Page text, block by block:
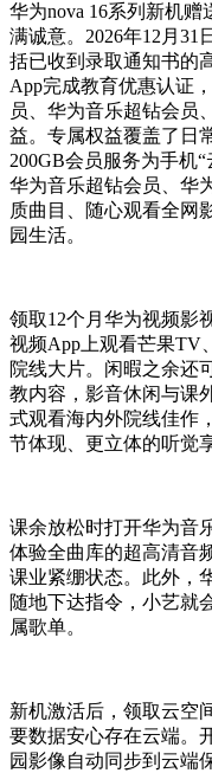
华为nova 16系列新机
满诚意。2026年12月31
括已收到录取通知书的
App完成教育优惠认证
员、华为音乐超钻会员
益。专属权益覆盖了日
200GB会员服务为手机
华为音乐超钻会员、华
质曲目、随心观看全网
园生活。
领取12个月华为视频影
视频App上观看芒果TV
院线大片。闲暇之余还
教内容，影音休闲与课
式观看海内外院线佳作
节体现、更立体的听觉
课余放松时打开华为音
体验全曲库的超高清音
课业紧绷状态。此外，
随地下达指令，小艺就
属歌单。
新机激活后，领取云空
要数据安心存在云端。
园影像自动同步到云端